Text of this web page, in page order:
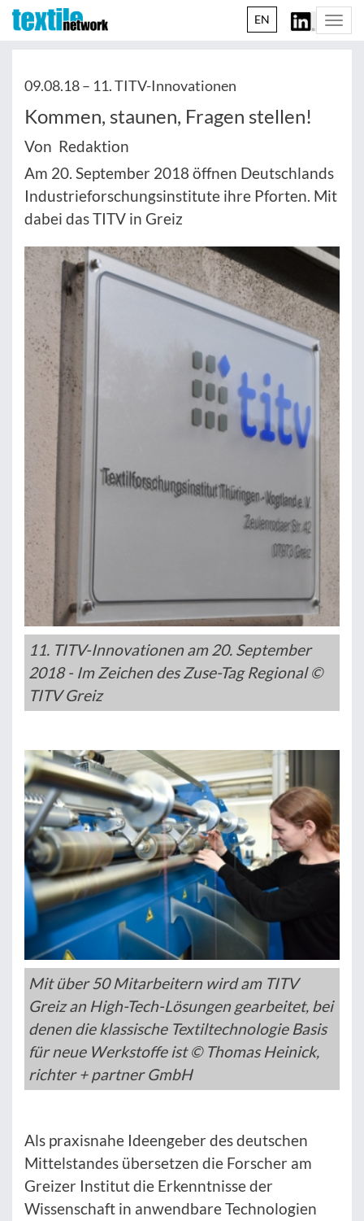
EN
09.08.18 – 11. TITV-Innovationen
Kommen, staunen, Fragen stellen!
Von Redaktion
Am 20. September 2018 öffnen Deutschlands
Industrieforschungsinstitute ihre Pforten. Mit
dabei das TITV in Greiz
11. TITV-Innovationen am 20. September
2018 - Im Zeichen des Zuse-Tag Regional ©
TITV Greiz
Mit über 50 Mitarbeitern wird am TITV
Greiz an High-Tech-Lösungen gearbeitet, bei
denen die klassische Textiltechnologie Basis
für neue Werkstoffe ist © Thomas Heinick,
richter + partner GmbH
Als praxisnahe Ideengeber des deutschen
Mittelstandes übersetzen die Forscher am
Greizer Institut die Erkenntnisse der
Wissenschaft in anwendbare Technologien